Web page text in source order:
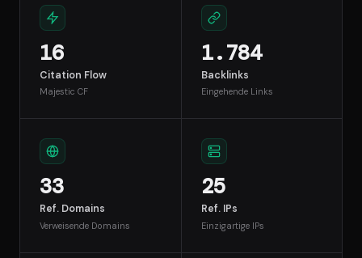
16
Citation Flow
Majestic CF
1.784
Backlinks
Eingehende Links
33
Ref. Domains
Verweisende Domains
25
Ref. IPs
Einzigartige IPs